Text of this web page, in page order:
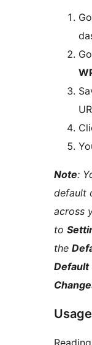
Note:
default
across
to
the
Default
Usage